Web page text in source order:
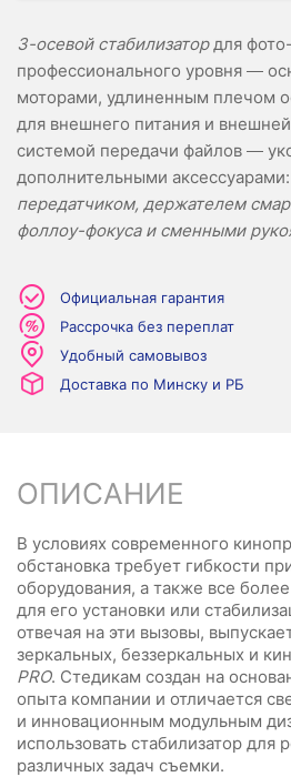
3-осевой стабилизатордля
профессионального уровня —
моторами, удлиненным плечом
для внешнего питания и
системой передачи файлов —
дополнительными аксессуарами:
передатчиком, держателем
фоллоу-фокуса и сменными
Официальная гарантия
Рассрочка без переплат
Удобный самовывоз
Доставка по Минску и РБ
ОПИСАНИЕ
В условиях современного
обстановка требует гибкости
оборудования, а также все
для его установки или
отвечая на эти вызовы,
зеркальных, беззеркальных и
PRO. Стедикам создан на
опыта компании и отличается
и инновационным модульным
использовать стабилизатор
различных задач съемки.